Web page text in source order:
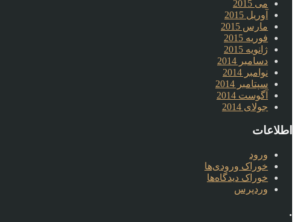
می 2015
آوریل 2015
مارس 2015
فوریه 2015
ژانویه 2015
دسامبر 2014
نوامبر 2014
سپتامبر 2014
آگوست 2014
جولای 2014
اطلاعات
ورود
خوراک ورودی‌ها
خوراک دیدگاه‌ها
وردپرس
.